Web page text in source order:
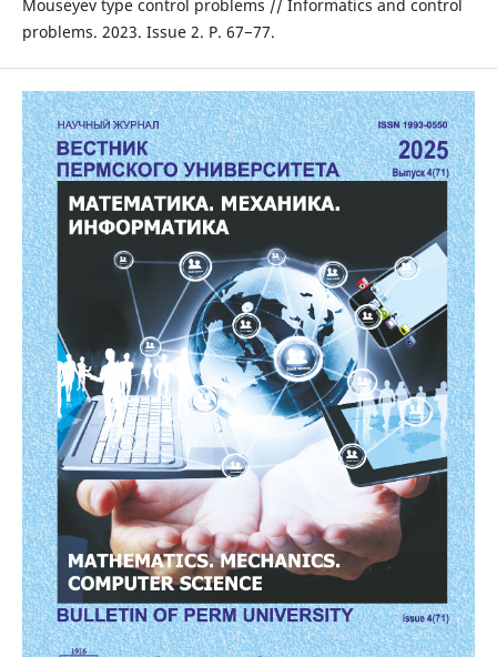
Mouseyev type control problems // Informatics and control
problems. 2023. Issue 2. P. 67−77.